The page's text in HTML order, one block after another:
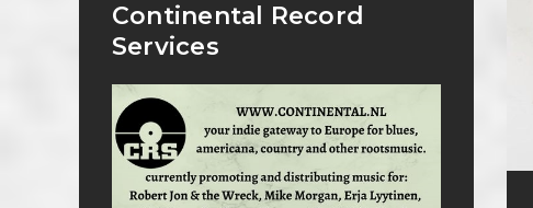
Continental Record
Services